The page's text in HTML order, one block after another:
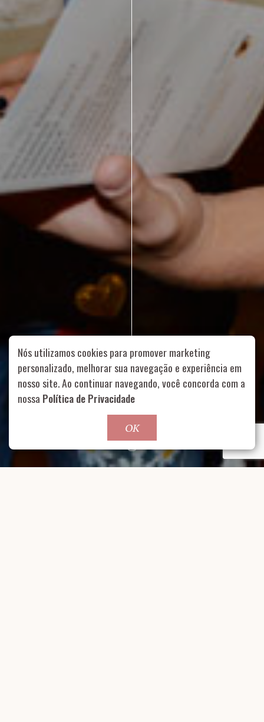
Rua Aurélia, 1714 – Vila Romana, São Paulo – SP | 55 11
99178-5848 | contato@nucleofood.com
Role para continar
Nós utilizamos cookies para promover marketing
personalizado, melhorar sua navegação e experiência em
nosso site. Ao continuar navegando, você concorda com a
nossa Política de Privacidade
OK